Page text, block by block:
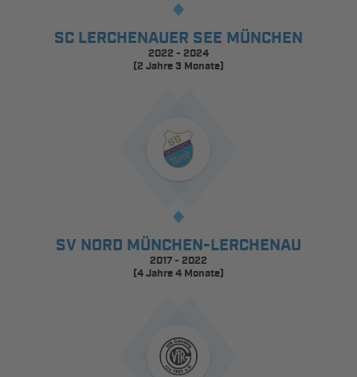
SC LERCHENAUER SEE MÜNCHEN
2022 - 2024
(2 Jahre 3 Monate)
SV NORD MÜNCHEN-LERCHENAU
2017 - 2022
(4 Jahre 4 Monate)